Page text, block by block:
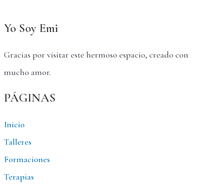
Yo Soy Emi
Gracias por visitar este hermoso espacio, creado con
mucho amor.
PÁGINAS
Inicio
Talleres
Formaciones
Terapias